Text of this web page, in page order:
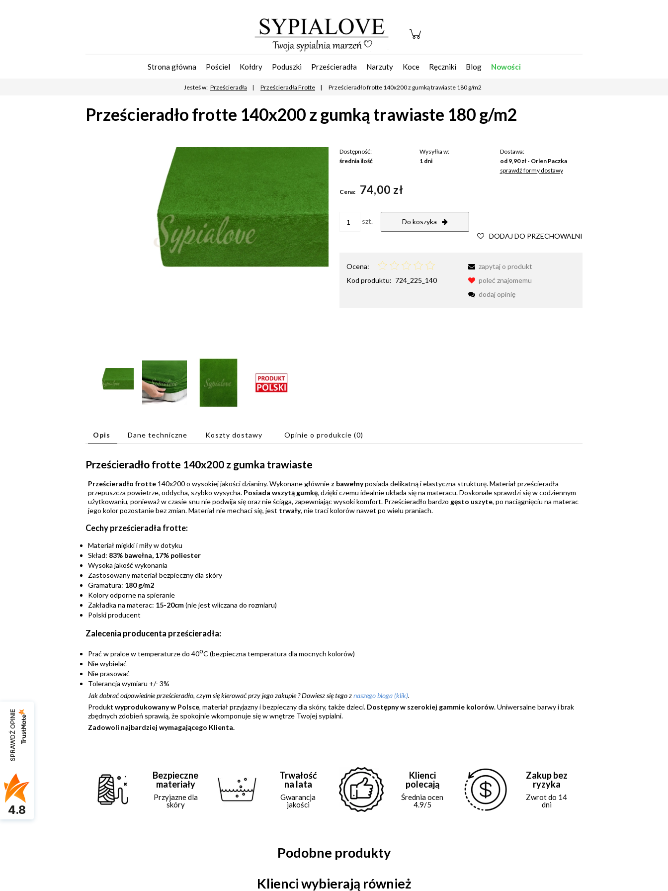
Strona główna Pościel Kołdry Poduszki Prześcieradła Narzuty Koce Ręczniki Blog Nowości
Jesteś w: Prześcieradła Prześcieradła Frotte Prześcieradło frotte 140x200 z gumką trawiaste 180 g/m2
Prześcieradło frotte 140x200 z gumką trawiaste 180 g/m2
Dostępność:
średnia ilość
Wysyłka w:
1 dni
Dostawa:
od 9,90 zł - Orlen Paczka
sprawdź formy dostawy
Cena: 74,00 zł
szt.
Do koszyka
DODAJ DO PRZECHOWALNI
Ocena:
Kod produktu: 724_225_140
zapytaj o produkt
poleć znajomemu
dodaj opinię
Opis Dane techniczne Koszty dostawy
kosztów płatności
Opinie o produkcie (0)
Prześcieradło frotte 140x200 z gumka trawiaste
Prześcieradło frotte 140x200 o wysokiej jakościdzianiny. Wykonane głównie z bawełnyposiada delikatną i elastyczna strukturę. Materiał prześcieradła
przepuszcza powietrze, oddycha, szybko wysycha. Posiada wszytą gumkę, dzięki czemu idealnie układa się na materacu. Doskonale sprawdzi się w codziennym
użytkowaniu, ponieważ w czasie snu nie podwija się oraz nie ściąga, zapewniając wysoki komfort. Prześcieradło bardzo gęsto uszyte, po naciągnięciu na materac
jego kolor pozostanie bez zmian. Materiał nie mechaci się, jest trwały, nie traci kolorów nawet po wielu praniach.
Cechy prześcieradła frotte:
Materiał miękki i miły w dotyku
Skład: 83% bawełna, 17% poliester
Wysoka jakość wykonania
Zastosowany materiał bezpieczny dla skóry
Gramatura: 180 g/m2
Kolory odporne na spieranie
Zakładka na materac: 15-20cm(nie jest wliczana do rozmiaru)
Polski producent
Zalecenia producenta prześcieradła:
Prać w pralce w temperaturze do 40oC (bezpieczna temperatura dla mocnych kolorów)
Nie wybielać
Nie prasować
Tolerancja wymiaru +/- 3%
Jak dobrać odpowiednie prześcieradło, czym się kierować przy jego zakupie ?Dowiesz się tego znaszego bloga (klik).
Produkt wyprodukowany w Polsce, materiał przyjazny i bezpieczny dla skóry, także dzieci. Dostępny w szerokiej gammie kolorów. Uniwersalne barwy i brak
zbędnych zdobień sprawią, że spokojnie wkomponuje się w wnętrze Twojej sypialni.
Zadowoli najbardziej wymagającego Klienta.
Bezpieczne
materiały
Przyjazne dla
skóry
Trwałość
na lata
Gwarancja
jakości
Klienci
polecają
Średnia ocen
4.9/5
Zakup bez
ryzyka
Zwrot do 14
dni
Podobne produkty
Klienci wybierają również
SPRAWDŹ OPINIE
4.8